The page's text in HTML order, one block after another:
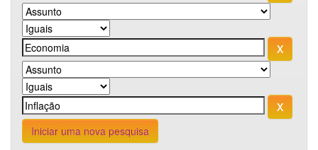
Iniciar uma nova pesquisa